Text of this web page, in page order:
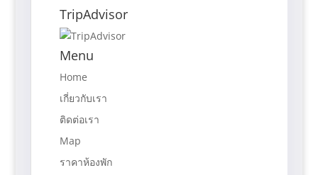
TripAdvisor
Menu
Home
เกี่ยวกับเรา
ติดต่อเรา
Map
ราคาห้องพัก